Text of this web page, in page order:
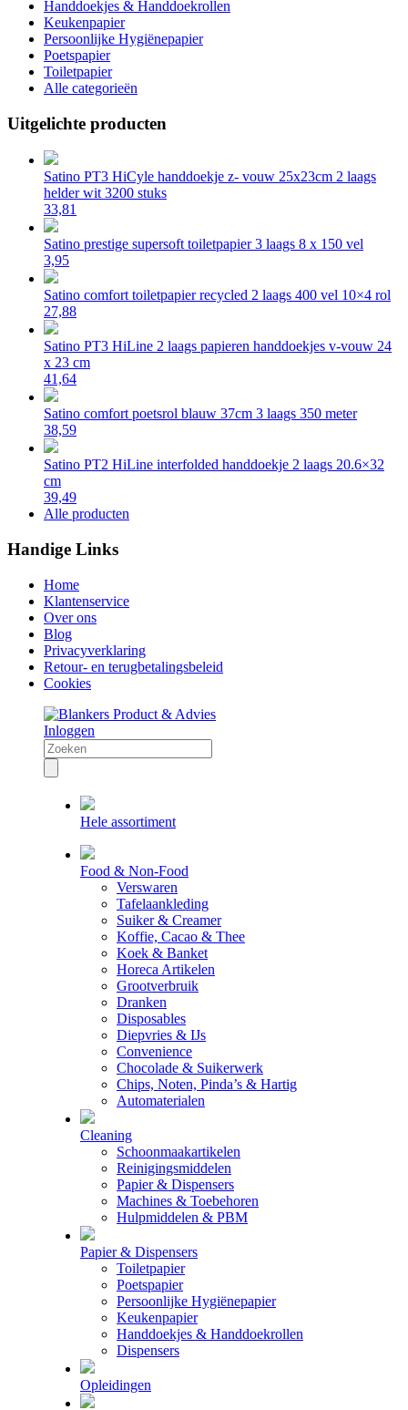
Handdoekjes & Handdoekrollen
Keukenpapier
Persoonlijke Hygiënepapier
Poetspapier
Toiletpapier
Alle categorieën
Uitgelichte producten
Satino PT3 HiCyle handdoekje z- vouw 25x23cm 2 laags
helder wit 3200 stuks
33,81
Satino prestige supersoft toiletpapier 3 laags 8 x 150 vel
3,95
Satino comfort toiletpapier recycled 2 laags 400 vel 10×4 rol
27,88
Satino PT3 HiLine 2 laags papieren handdoekjes v-vouw 24
x 23 cm
41,64
Satino comfort poetsrol blauw 37cm 3 laags 350 meter
38,59
Satino PT2 HiLine interfolded handdoekje 2 laags 20.6×32
cm
39,49
Alle producten
Handige Links
Home
Klantenservice
Over ons
Blog
Privacyverklaring
Retour- en terugbetalingsbeleid
Cookies
Inloggen
Hele assortiment
Food & Non-Food
Verswaren
Tafelaankleding
Suiker & Creamer
Koffie, Cacao & Thee
Koek & Banket
Horeca Artikelen
Grootverbruik
Dranken
Disposables
Diepvries & IJs
Convenience
Chocolade & Suikerwerk
Chips, Noten, Pinda’s & Hartig
Automaterialen
Cleaning
Schoonmaakartikelen
Reinigingsmiddelen
Papier & Dispensers
Machines & Toebehoren
Hulpmiddelen & PBM
Papier & Dispensers
Toiletpapier
Poetspapier
Persoonlijke Hygiënepapier
Keukenpapier
Handdoekjes & Handdoekrollen
Dispensers
Opleidingen